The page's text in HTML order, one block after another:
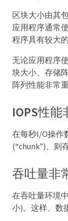
区块大小由其
应用程序通常
程序具有较大
无论应用程序
块大小、存储
阵列性能非常
IOPS性
在每秒I/O操作
(“chunk”)、则
吞吐量非
在吞吐量环境
小)。这样、数